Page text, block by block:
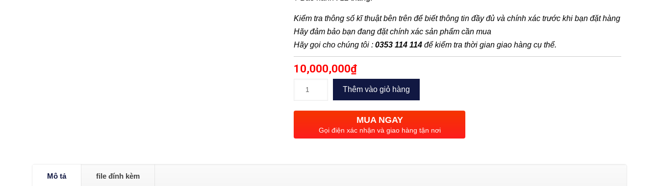
Kiểm tra thông số kĩ thuật bên trên để biết thông tin đầy đủ và chính xác trước khi bạn đặt hàng
Hãy đảm bảo bạn đang đặt chính xác sản phẩm cần mua
Hãy gọi cho chúng tôi :0353 114 114 để kiểm tra thời gian giao hàng cụ thể.
10,000,000₫
ly
Pedrollo
Thêm vào giỏ hàng
MUA NGAY
Gọi điện xác nhận và giao hàng tận nơi
Mô tả file đính kèm